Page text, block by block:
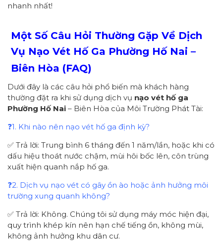
nhanh nhất!
Một Số Câu Hỏi Thường Gặp Về Dịch
Vụ Nạo Vét Hố Ga Phường Hố Nai –
Biên Hòa (FAQ)
Dưới đây là các câu hỏi phổ biến mà khách hàng
thường đặt ra khi sử dụng dịch vụ nạo vét hố ga
Phường Hố Nai – Biên Hòa của Môi Trường Phát Tài:
❓1. Khi nào nên nạo vét hố ga định kỳ?
✅ Trả lời: Trung bình 6 tháng đến 1 năm/lần, hoặc khi có
dấu hiệu thoát nước chậm, mùi hôi bốc lên, côn trùng
xuất hiện quanh nắp hố ga.
❓2. Dịch vụ nạo vét có gây ồn ào hoặc ảnh hưởng môi
trường xung quanh không?
✅ Trả lời: Không. Chúng tôi sử dụng máy móc hiện đại,
quy trình khép kín nên hạn chế tiếng ồn, không mùi,
không ảnh hưởng khu dân cư.